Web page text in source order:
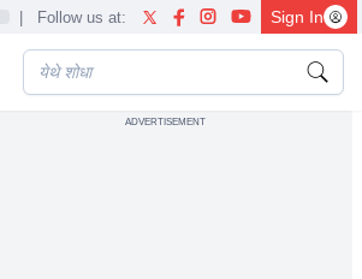
| Follow us at: Sign In
devendraji as deputy chief minister i
ADVERTISEMENT